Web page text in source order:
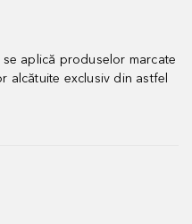
se aplică produselor marcate
alcătuite exclusiv din astfel